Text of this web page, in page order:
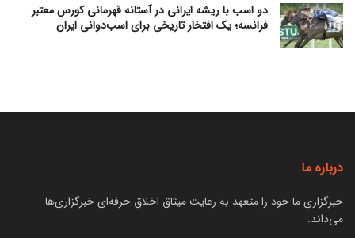
دو اسب با ریشه ایرانی در آستانه قهرمانی کورس معتبر
فرانسه؛ یک افتخار تاریخی برای اسب‌دوانی ایران
درباره ما
خبرگزاری ما خود را متعهد به رعایت میثاق اخلاق حرفه‌ای خبرگزاری‌ها
می‌داند.